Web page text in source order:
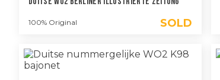
100% Original SOLD